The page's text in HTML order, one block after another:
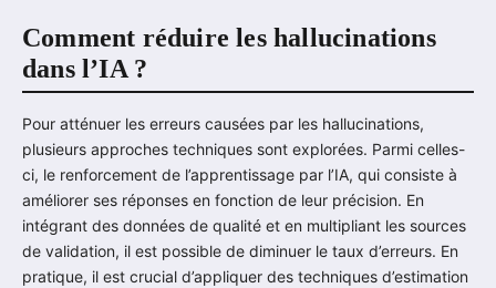
Comment réduire les hallucinations
dans l’IA ?
Pour atténuer les erreurs causées par les hallucinations,
plusieurs approches techniques sont explorées. Parmi celles-
ci, le renforcement de l’apprentissage par l’IA, qui consiste à
améliorer ses réponses en fonction de leur précision. En
intégrant des données de qualité et en multipliant les sources
de validation, il est possible de diminuer le taux d’erreurs. En
pratique, il est crucial d’appliquer des techniques d’estimation